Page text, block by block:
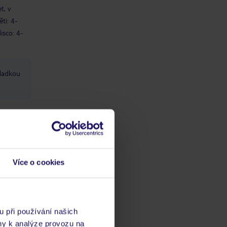
Více o cookies
při používání našich
k analýze provozu na
v
4-
4-
se